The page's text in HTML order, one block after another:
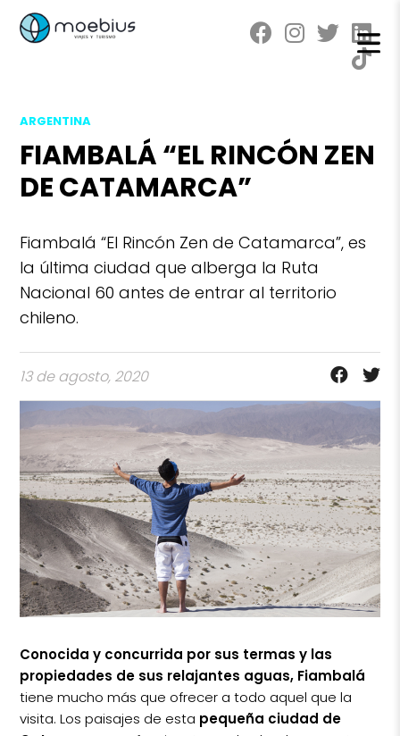
ARGENTINA
FIAMBALÁ “EL RINCÓN ZEN
DE CATAMARCA”
Fiambalá “El Rincón Zen de Catamarca”, es
la última ciudad que alberga la Ruta
Nacional 60 antes de entrar al territorio
chileno.
13 de agosto, 2020
Conocida y concurrida por sus termas y las
propiedades de sus relajantes aguas, Fiambalá
tiene mucho más que ofrecer a todo aquel que la
visita. Los paisajes de esta pequeña ciudad de